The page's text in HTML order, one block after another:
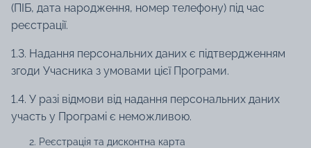
(ПІБ, дата народження, номер телефону) під час
реєстрації.
1.3. Надання персональних даних є підтвердженням
згоди Учасника з умовами цієї Програми.
1.4. У разі відмови від надання персональних даних
участь у Програмі є неможливою.
Реєстрація та дисконтна карта